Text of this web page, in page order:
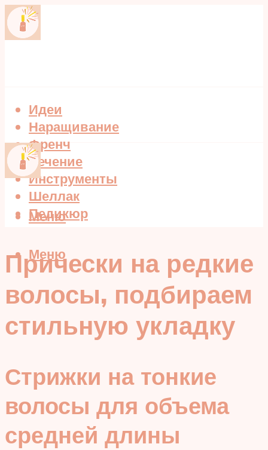
Идеи
Наращивание
Френч
Лечение
Инструменты
Шеллак
Педикюр
Меню
Меню
Прически на редкие
волосы, подбираем
стильную укладку
Стрижки на тонкие
волосы для объема
средней длины